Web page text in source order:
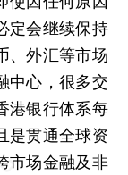
定会继续保持
、外汇等市场
中心，很多交
港银行体系每
是贯通全球资
市场金融及非